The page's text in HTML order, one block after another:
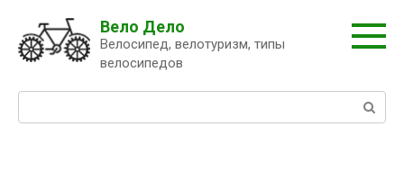
контенту
Вело Дело
Велосипед, велотуризм, типы
велосипедов